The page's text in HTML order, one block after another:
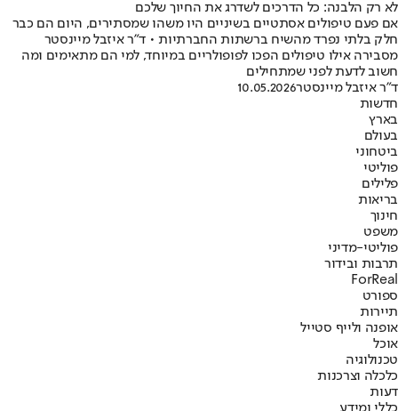
לא רק הלבנה: כל הדרכים לשדרג את החיוך שלכם
אם פעם טיפולים אסתטיים בשיניים היו משהו שמסתירים, היום הם כבר
חלק בלתי נפרד מהשיח ברשתות החברתיות • ד"ר איזבל מיינסטר
מסבירה אילו טיפולים הפכו לפופולריים במיוחד, למי הם מתאימים ומה
חשוב לדעת לפני שמתחילים
ד"ר איזבל מיינסטר10.05.2026
חדשות
בארץ
בעולם
ביטחוני
פוליטי
פלילים
בריאות
חינוך
משפט
פוליטי-מדיני
תרבות ובידור
ForReal
ספורט
תיירות
אופנה ולייף סטייל
אוכל
טכנולוגיה
כלכלה וצרכנות
דעות